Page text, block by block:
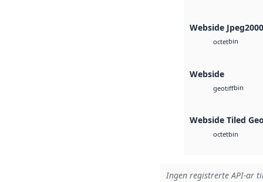
Webside Jpeg2000
octetbin
Webside
geotiffbin
Webside Tiled
octetbin
Ingen registrerte API-ar